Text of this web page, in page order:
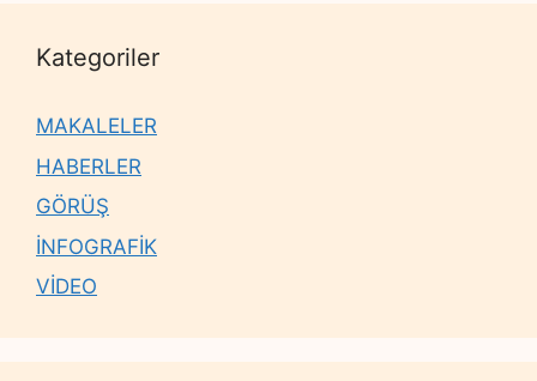
Kategoriler
MAKALELER
HABERLER
GÖRÜŞ
İNFOGRAFİK
VİDEO